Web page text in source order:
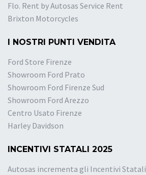
Flo. Rent by Autosas Service Rent
Brixton Motorcycles
I NOSTRI PUNTI VENDITA
Ford Store Firenze
Showroom Ford Prato
Showroom Ford Firenze Sud
Showroom Ford Arezzo
Centro Usato Firenze
Harley Davidson
INCENTIVI STATALI 2025
Autosas incrementa gli Incentivi Statali